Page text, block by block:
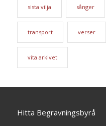
sista vilja sånger
transport verser
vita arkivet
Hitta Begravningsbyrå